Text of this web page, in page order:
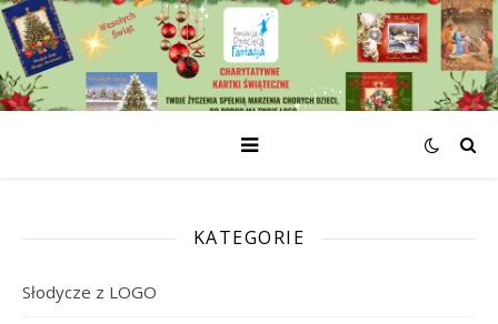
KATEGORIE
Słodycze z LOGO